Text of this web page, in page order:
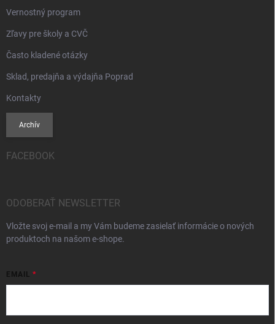
Vernostný program
Zľavy pre školy a CVČ
Často kladené otázky
Sklad, predajňa a výdajňa Poprad
Kontakty
Archív
FACEBOOK
ODOBERAŤ NEWSLETTER
Vložte svoj e-mail a my Vám budeme zasielať informácie o nových
produktoch na našom e-shope.
EMAIL